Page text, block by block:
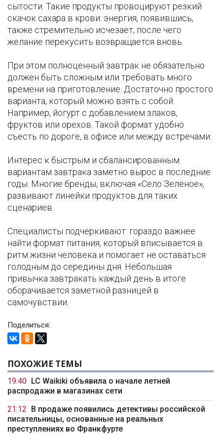
сытости. Такие продукты провоцируют резкий
скачок сахара в крови: энергия, появившись,
также стремительно исчезает, после чего
желание перекусить возвращается вновь.
При этом полноценный завтрак не обязательно
должен быть сложным или требовать много
времени на приготовление. Достаточно простого
варианта, который можно взять с собой.
Например, йогурт с добавлением злаков,
фруктов или орехов. Такой формат удобно
съесть по дороге, в офисе или между встречами.
Интерес к быстрым и сбалансированным
вариантам завтрака заметно вырос в последние
годы. Многие бренды, включая «Село Зелёное»,
развивают линейки продуктов для таких
сценариев.
Специалисты подчеркивают: гораздо важнее
найти формат питания, который вписывается в
ритм жизни человека и помогает не оставаться
голодным до середины дня. Небольшая
привычка завтракать каждый день в итоге
оборачивается заметной разницей в
самочувствии.
Поделиться:
ПОХОЖИЕ ТЕМЫ
19:40 LC Waikiki объявила о начале летней
распродажи в магазинах сети
21:12 В продаже появились детективы российской
писательницы, основанные на реальных
преступлениях во Франкфурте